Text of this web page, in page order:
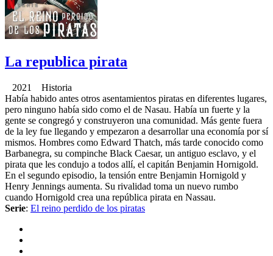
La republica pirata
2021 Historia
Había habido antes otros asentamientos piratas en diferentes lugares,
pero ninguno había sido como el de Nasau. Había un fuerte y la
gente se congregó y construyeron una comunidad. Más gente fuera
de la ley fue llegando y empezaron a desarrollar una economía por sí
mismos. Hombres como Edward Thatch, más tarde conocido como
Barbanegra, su compinche Black Caesar, un antiguo esclavo, y el
pirata que les condujo a todos allí, el capitán Benjamin Hornigold.
En el segundo episodio, la tensión entre Benjamin Hornigold y
Henry Jennings aumenta. Su rivalidad toma un nuevo rumbo
cuando Hornigold crea una república pirata en Nassau.
Serie: El reino perdido de los piratas